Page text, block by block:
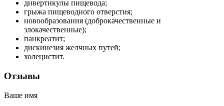
дивертикулы пищевода;
грыжа пищеводного отверстия;
новообразования (доброкачественные и
злокачественные);
панкреатит;
дискинезия желчных путей;
холецистит.
Отзывы
Ваше имя